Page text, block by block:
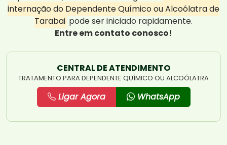
internação do Dependente Químico ou Alcoólatra de
Tarabai pode ser iniciado rapidamente.
Entre em contato conosco!
CENTRAL DE ATENDIMENTO
TRATAMENTO PARA DEPENDENTE QUÍMICO OU ALCOÓLATRA
Ligar Agora WhatsApp